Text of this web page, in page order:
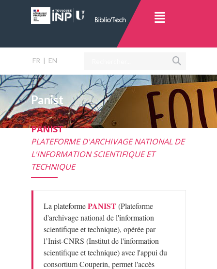
FR | EN
Panist
PANIST
PLATEFORME D'ARCHIVAGE NATIONAL DE
L'INFORMATION SCIENTIFIQUE ET
TECHNIQUE
La plateformePANIST(Plateforme
d'archivage national de l'information
scientifique et technique), opérée par
l’Inist-CNRS (Institut de l'information
scientifique et technique) avec l'appui du
consortium Couperin, permet l'accès